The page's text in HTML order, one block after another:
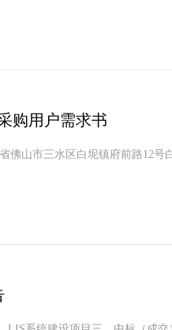
购用户需求书
山市三水区白坭镇府前路12